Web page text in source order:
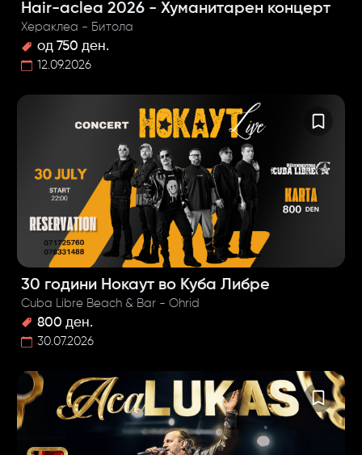
Hair-aclea 2026 - Хуманитарен концерт
Хераклеа - Битола
од 750 ден.
12.09.2026
30 години Нокаут во Куба Либре
Cuba Libre Beach & Bar - Ohrid
800 ден.
30.07.2026